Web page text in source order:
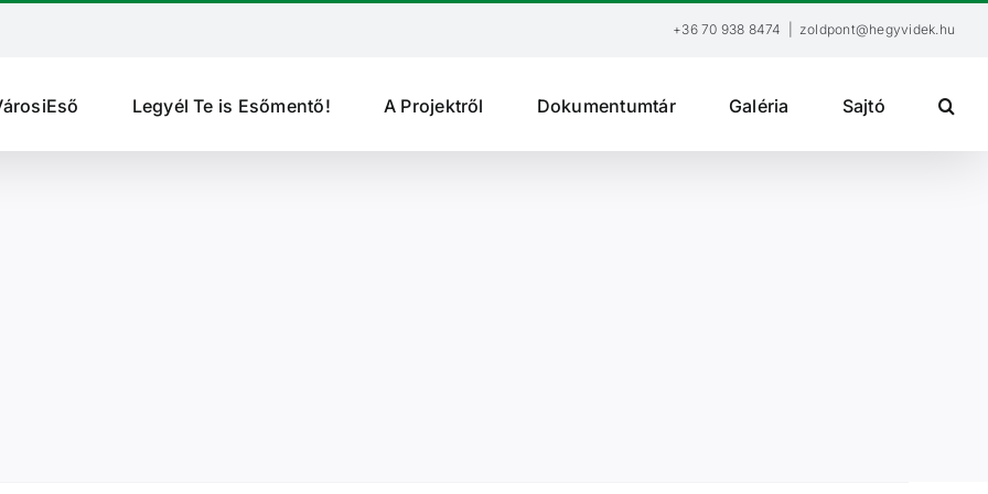
+36 70 938 8474 zoldpont@hegyvidek.hu
Legyél Te is Esőmentő! A Projektről Dokumentumtár Galéria Sajtó